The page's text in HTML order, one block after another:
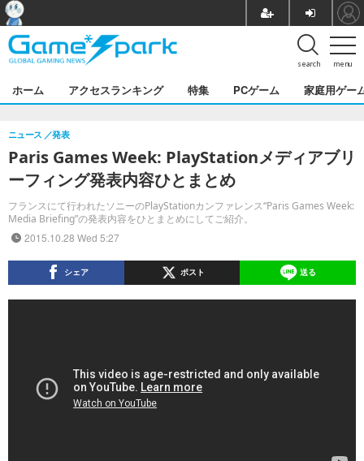
menu
search
ホーム アクセスランキング 特集 PCゲーム 家庭用ゲー
Paris Games Week: PlayStationメディアブリ
ーフィング発表内容ひとまとめ
フランスにて行われたソニーのPlayStationカンファレンス“Paris Games Week:
Media Briefing”の発表内容をひとまとめにしてご紹介。
ニュース 発表
2015.10.28 Wed 5:27
シェア ポスト 送る